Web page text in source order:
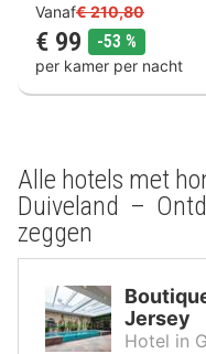
Vanaf€ 210,80
€ 99 -53 %
per kamer per nacht
Alle hotels met
Duiveland –
zeggen
Jersey
Hotel in